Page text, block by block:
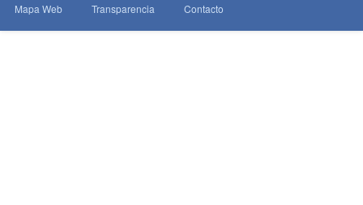
Mapa Web Transparencia Contacto